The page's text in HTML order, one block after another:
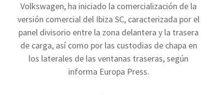
Volkswagen, ha iniciado la comercialización de la
versión comercial del Ibiza SC, caracterizada por el
panel divisorio entre la zona delantera y la trasera
de carga, así como por las custodias de chapa en
los laterales de las ventanas traseras, según
informa Europa Press.